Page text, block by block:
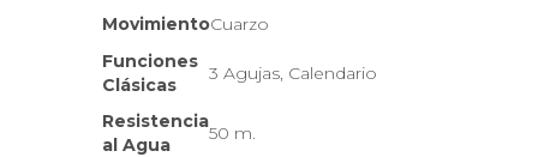
MovimientoCuarzo
Funciones
Clásicas
3 Agujas, Calendario
Resistencia
al Agua
50 m.